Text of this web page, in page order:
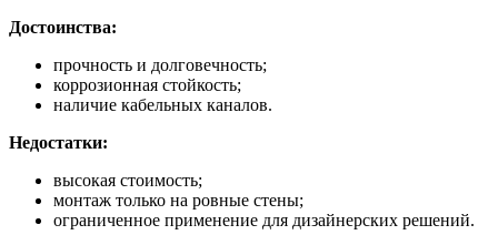
Достоинства:
прочность и долговечность;
коррозионная стойкость;
наличие кабельных каналов.
Недостатки:
высокая стоимость;
монтаж только на ровные стены;
ограниченное применение для дизайнерских решений.